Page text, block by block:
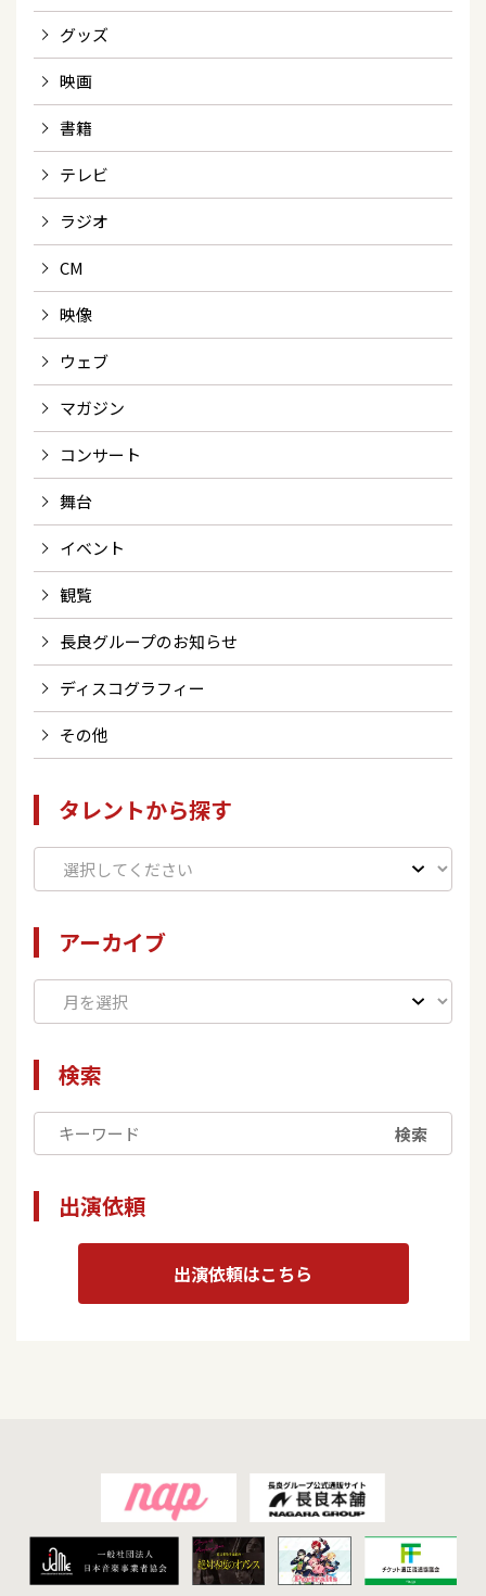
グッズ
映画
書籍
テレビ
ラジオ
CM
映像
ウェブ
マガジン
コンサート
舞台
イベント
観覧
長良グループのお知らせ
ディスコグラフィー
その他
タレントから探す
アーカイブ
検索
検索
出演依頼
出演依頼はこちら